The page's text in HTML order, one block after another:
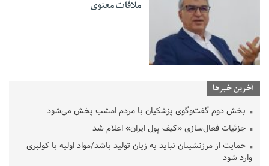
ملاقات معنوی
آخرین خبرها
بخش دوم گفت‌وگوی پزشکیان با مردم امشب پخش می‌شود
جزئیات فعال‌سازی «کیف پول ایران» اعلام شد
حمایت از مرزنشینان نباید به زیان تولید باشد/مواد اولیه با کولبری
وارد شود